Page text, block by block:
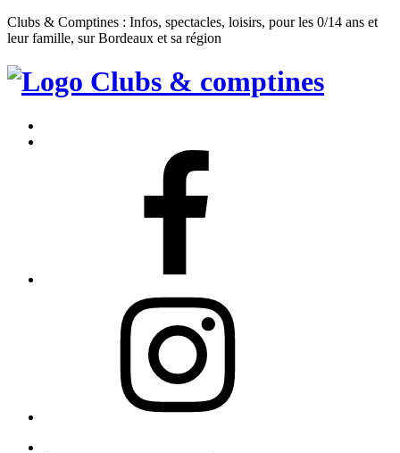
Clubs & Comptines : Infos, spectacles, loisirs, pour les 0/14 ans et
leur famille, sur Bordeaux et sa région
Clubs
Comptines